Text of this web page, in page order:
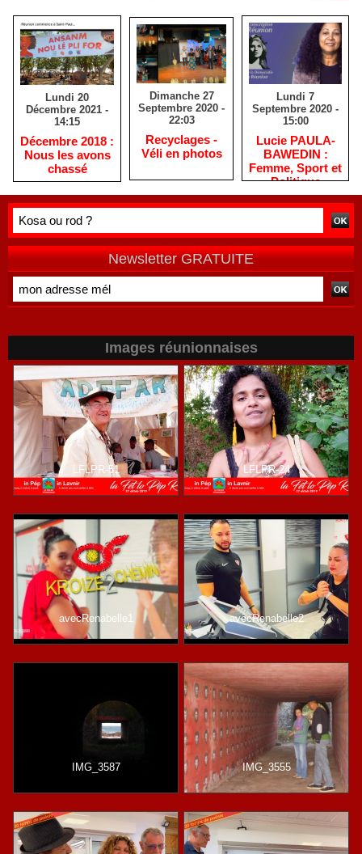
Lundi 20
Décembre 2021 -
14:15
Décembre 2018 :
Nous les avons
chassé
Dimanche 27
Septembre 2020 -
22:03
Recyclages -
Véli en photos
Lundi 7
Septembre 2020 -
15:00
Lucie PAULA-
BAWEDIN :
Femme, Sport et
Politique
Newsletter GRATUITE
Images réunionnaises
LFLPR-51 LFLPR-24
avecRenabelle1 avecRenabelle2
IMG_3587 IMG_3555